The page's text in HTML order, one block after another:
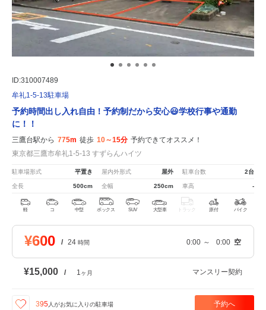
ID:310007489
牟礼1-5-13駐車場
予約時間出し入れ自由！予約制だから安心😃学校行事や通勤
に！！
三鷹台駅から 775m 徒歩 10～15分 予約できてオススメ！
東京都三鷹市牟礼1-5-13 すずらんハイツ
駐車場形式 平置き 屋内外形式 屋外 駐車台数 2台
全長 500cm 全幅 250cm 車高 -
軽 コ 中型 ボックス SUV 大型車 トラック 原付 バイク
¥600 / 24 時間 0:00 ～ 0:00 空
¥15,000 / 1ヶ月 マンスリー契約
395人がお気に入りの駐車場 予約へ